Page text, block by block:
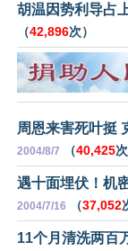
胡温因势利导占
（42,896次）
周恩来害死叶挺
2004/8/7 （40,425次
遇十面埋伏！机
2004/7/16 （37,052
11个月清洗两百